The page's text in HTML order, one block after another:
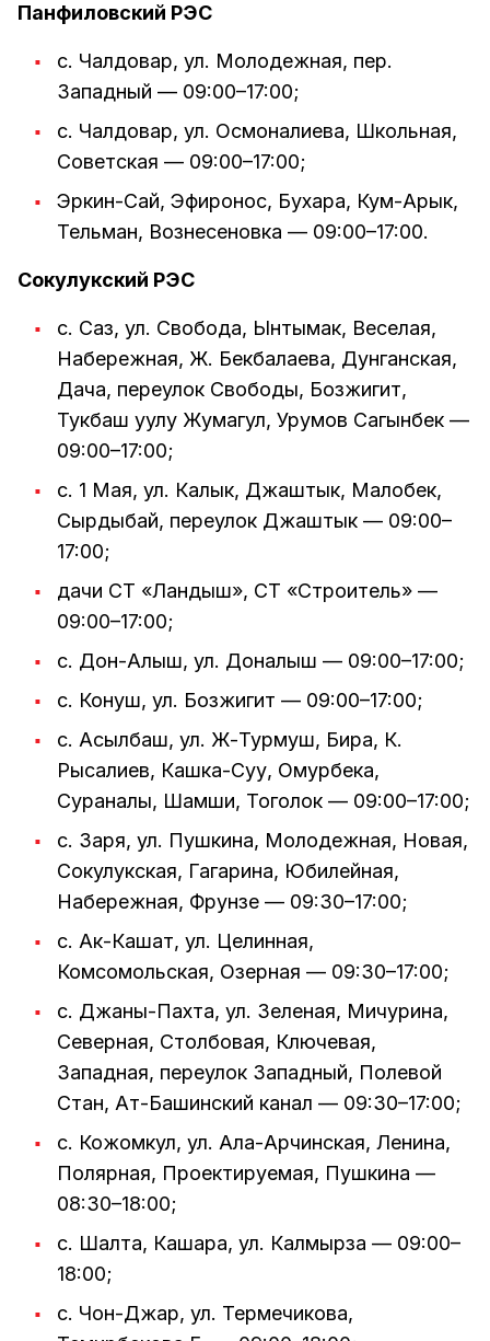
Панфиловский РЭС
с. Чалдовар, ул. Молодежная, пер.
Западный — 09:00–17:00;
с. Чалдовар, ул. Осмоналиева, Школьная,
Советская — 09:00–17:00;
Эркин-Сай, Эфиронос, Бухара, Кум-Арык,
Тельман, Вознесеновка — 09:00–17:00.
Сокулукский РЭС
с. Саз, ул. Свобода, Ынтымак, Веселая,
Набережная, Ж. Бекбалаева, Дунганская,
Дача, переулок Свободы, Бозжигит,
Тукбаш уулу Жумагул, Урумов Сагынбек —
09:00–17:00;
с. 1 Мая, ул. Калык, Джаштык, Малобек,
Сырдыбай, переулок Джаштык — 09:00–
17:00;
дачи СТ «Ландыш», СТ «Строитель» —
09:00–17:00;
с. Дон-Алыш, ул. Доналыш — 09:00–17:00;
с. Конуш, ул. Бозжигит — 09:00–17:00;
с. Асылбаш, ул. Ж-Турмуш, Бира, К.
Рысалиев, Кашка-Суу, Омурбека,
Сураналы, Шамши, Тоголок — 09:00–17:00;
с. Заря, ул. Пушкина, Молодежная, Новая,
Сокулукская, Гагарина, Юбилейная,
Набережная, Фрунзе — 09:30–17:00;
с. Ак-Кашат, ул. Целинная,
Комсомольская, Озерная — 09:30–17:00;
с. Джаны-Пахта, ул. Зеленая, Мичурина,
Северная, Столбовая, Ключевая,
Западная, переулок Западный, Полевой
Стан, Ат-Башинский канал — 09:30–17:00;
с. Кожомкул, ул. Ала-Арчинская, Ленина,
Полярная, Проектируемая, Пушкина —
08:30–18:00;
с. Шалта, Кашара, ул. Калмырза — 09:00–
18:00;
с. Чон-Джар, ул. Термечикова,